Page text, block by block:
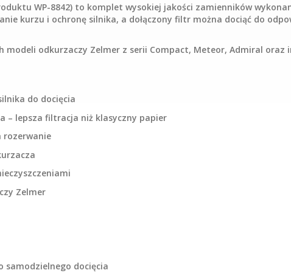
WP-8842) to komplet wysokiej jakości zamienników
kurzu i ochronę silnika, a dołączony filtr można dociąć do
modeli odkurzaczy Zelmer z serii Compact, Meteor, Admiral
do docięcia
– lepsza filtracja niż klasyczny papier
rozerwanie
Zelmer
docięcia